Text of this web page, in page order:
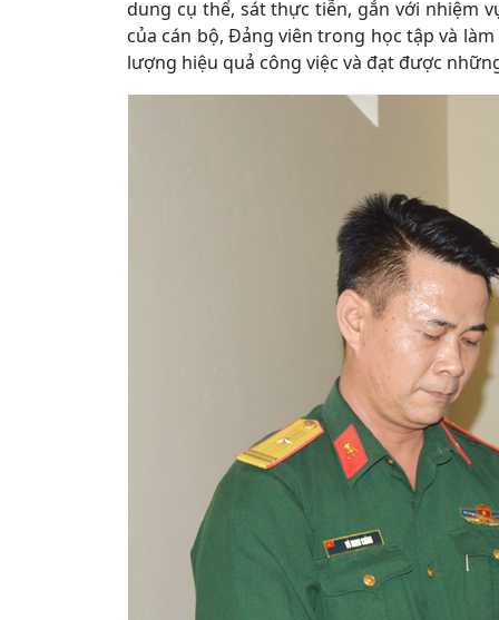
dung cụ thể, sát thực tiễn, gắn với nhiệm
của cán bộ, Đảng viên trong học tập và
lượng hiệu quả công việc và đạt được